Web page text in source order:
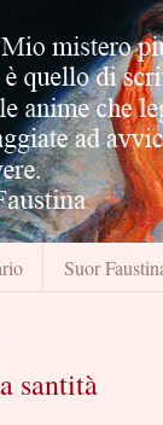
Suor
santità